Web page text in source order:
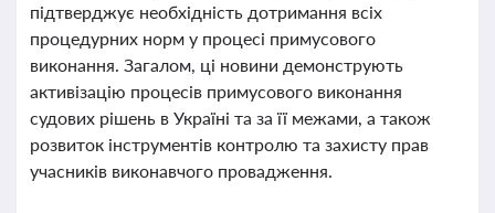
підтверджує необхідність дотримання всіх
процедурних норм у процесі примусового
виконання. Загалом, ці новини демонструють
активізацію процесів примусового виконання
судових рішень в Україні та за її межами, а також
розвиток інструментів контролю та захисту прав
учасників виконавчого провадження.